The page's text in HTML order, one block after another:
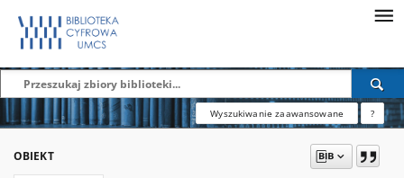
Wyszukiwanie zaawansowane ?
OBIEKT